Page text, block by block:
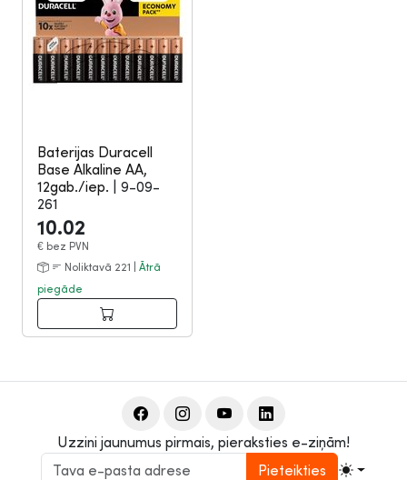
Baterijas Duracell
Base Alkaline AA,
12gab./iep.
9-09-
261
10.02
€ bez PVN
Noliktavā 221 | Ātrā
piegāde
Uzzini jaunumus pirmais, pieraksties e-ziņām!
Pieteikties